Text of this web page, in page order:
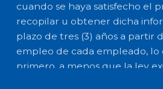
cuando se haya satisfecho el
recopilar u obtener dicha
plazo de tres (3) años a partir
empleo de cada empleado, lo
primero, a menos que la ley